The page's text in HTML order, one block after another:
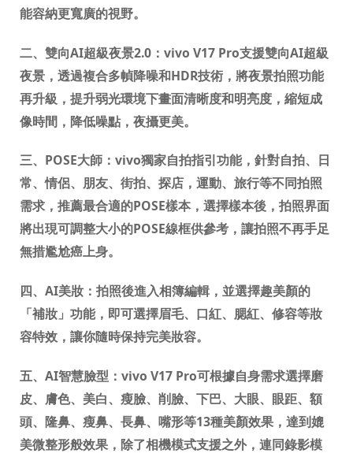
能容納更寬廣的視野。
二、雙向AI超級夜景2.0： vivo V17 Pro支援雙向AI超級
夜景，透過複合多幀降噪和HDR技術，將夜景拍照功能
再升級，提升弱光環境下畫面清晰度和明亮度，縮短成
像時間，降低噪點，夜攝更美。
三、 POSE大師： vivo獨家自拍指引功能，針對自拍、日
常、情侶、朋友、街拍、探店，運動、旅行等不同拍照
需求，推薦最合適的POSE樣本，選擇樣本後，拍照界面
將出現可調整大小的POSE線框供參考，讓拍照不再手足
無措尷尬癌上身。
四、 AI美妝： 拍照後進入相簿編輯，並選擇趣美顏的
「補妝」功能，即可選擇眉毛、口紅、腮紅、修容等妝
容特效，讓你隨時保持完美妝容。
五、 AI智慧臉型： vivo V17 Pro可根據自身需求選擇磨
皮、膚色、美白、瘦臉、削臉、下巴、大眼、眼距、額
頭、隆鼻、瘦鼻、長鼻、嘴形等13種美顏效果，達到媲
美微整形般效果，除了相機模式支援之外，連同錄影模